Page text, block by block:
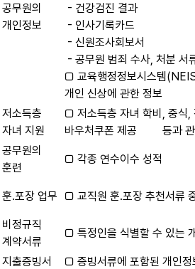
공무원의
개인정보
- 건강검진 결과
- 인사기록카드
- 신원조사회보서
- 공무원 범죄 수사, 처분 서
□ 교육행정정보시스템
개인 신상에 관한 정보
저소득층
자녀 지원
□ 저소득층 자녀 학비, 중식,
바우처쿠폰 제공 등과 관
공무원의
훈련
□ 각종 연수이수 성적
훈․포장 업무 □ 교직원 훈․포장 추천서류
비정규직
계약서류
□ 특정인을 식별할 수 있는
지출증빙서 □ 증빙서류에 포함된 개인정